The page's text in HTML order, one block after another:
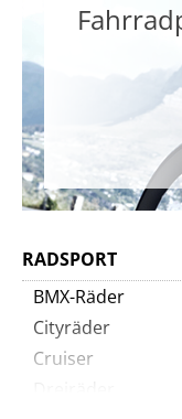
RADSPORT
BMX-Räder
Cityräder
Cruiser